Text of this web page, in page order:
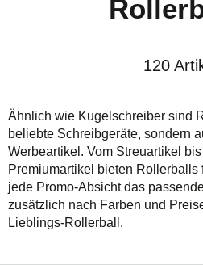
120
Ähnlich wie Kugelschreiber sind
beliebte Schreibgeräte, sondern
Werbeartikel. Vom Streuartikel
Premiumartikel bieten Rollerballs
jede Promo-Absicht das
zusätzlich nach Farben und
Lieblings-Rollerball.